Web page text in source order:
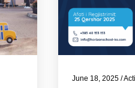
June 18, 2025 /